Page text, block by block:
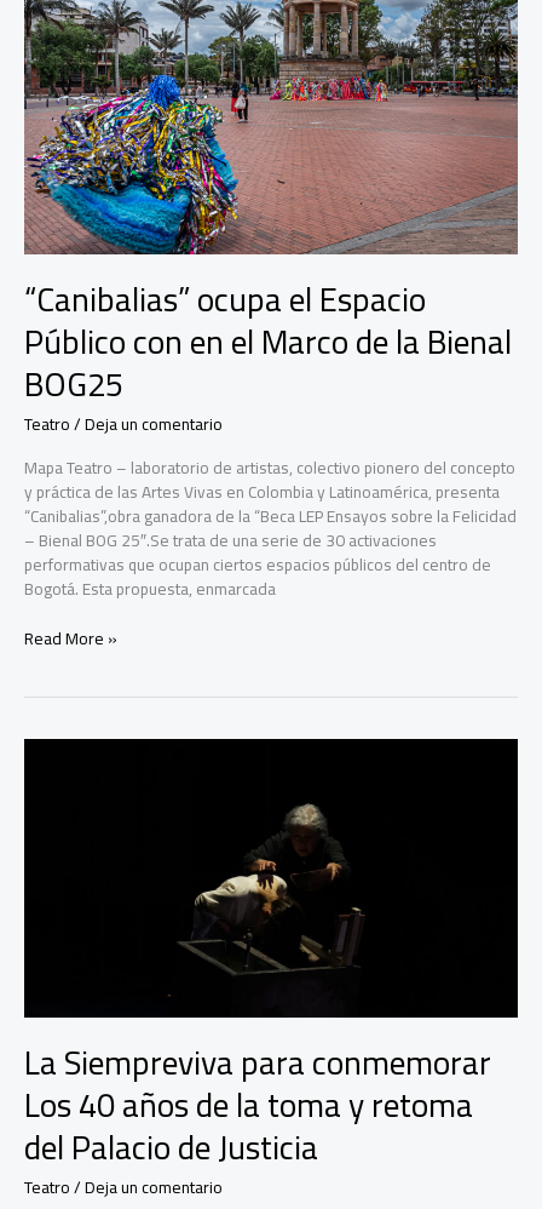
“Canibalias” ocupa el Espacio
Público con en el Marco de la Bienal
BOG25
Teatro/Deja un comentario
Mapa Teatro – laboratorio de artistas, colectivo pionero del concepto
y práctica de las Artes Vivas en Colombia y Latinoamérica, presenta
“Canibalias”,obra ganadora de la “Beca LEP Ensayos sobre la Felicidad
– Bienal BOG 25″.Se trata de una serie de 30 activaciones
performativas que ocupan ciertos espacios públicos del centro de
Bogotá. Esta propuesta, enmarcada
“Canibalias”
Público
Read More »
La Siempreviva para conmemorar
Los 40 años de la toma y retoma
del Palacio de Justicia
Teatro/Deja un comentario